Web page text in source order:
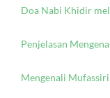
Doa Nabi Khidir
Penjelasan
Mengenali